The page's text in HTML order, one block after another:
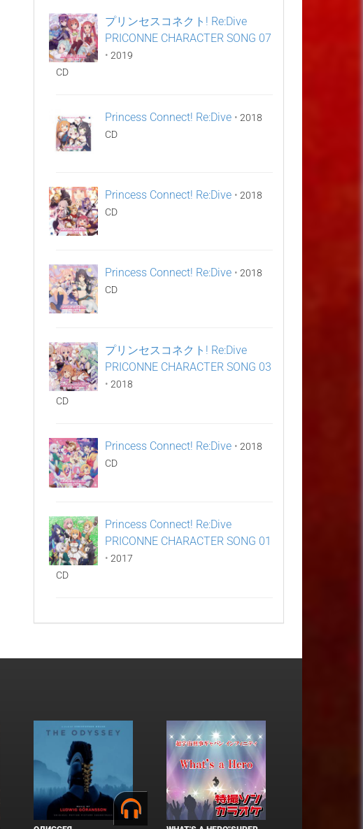
プリンセスコネクト! Re:Dive
PRICONNE CHARACTER SONG 07
• 2019
CD
Princess Connect! Re:Dive • 2018
CD
Princess Connect! Re:Dive • 2018
CD
Princess Connect! Re:Dive • 2018
CD
プリンセスコネクト! Re:Dive
PRICONNE CHARACTER SONG 03
• 2018
CD
Princess Connect! Re:Dive • 2018
CD
Princess Connect! Re:Dive
PRICONNE CHARACTER SONG 01
• 2017
CD